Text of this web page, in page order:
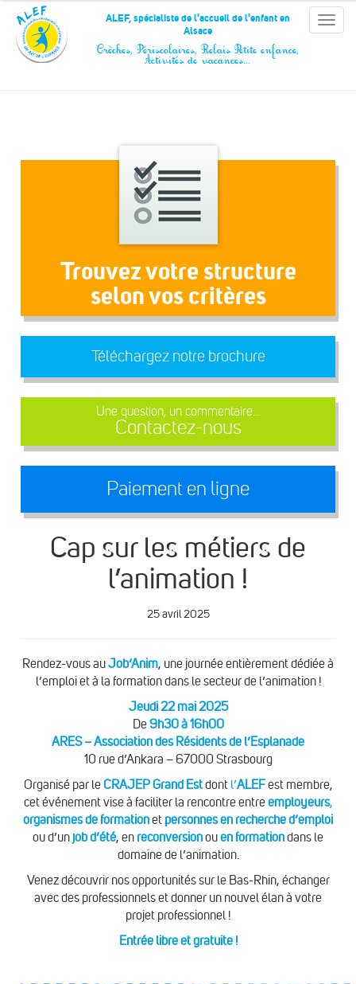
Panneau de gestion des cookies
Toggle
ALEF, spécialiste de l'accueil de l'enfant en
Alsace
Crèches, Périscolaires, Relais Petite enfance,
Activités de vacances…
Trouvez votre structure
selon vos critères
Téléchargez notre brochure
Une question, un commentaire...
Contactez-nous
Paiement en ligne
Cap sur les métiers de
l’animation !
25 avril 2025
Rendez-vous auJob’Anim, une journée entièrement dédiée à
l’emploi et à la formation dans le secteur de l’animation !
Jeudi 22 mai 2025
De9h30 à16h00
ARES – Association des Résidents de l’Esplanade
10 rue d’Ankara – 67000 Strasbourg
Organisé par leCRAJEP Grand Estdont l’ALEFest membre,
cet événement vise à faciliter la rencontre entreemployeurs,
organismes de formationet personnes en recherche d’emploi
ou d’un job d’été, en reconversionouen formationdans le
domaine de l’animation.
Venez découvrir nos opportunités sur le Bas-Rhin, échanger
avec des professionnels et donner un nouvel élan à votre
projet professionnel !
Entrée libre et gratuite !